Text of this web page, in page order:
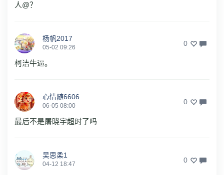
人@？
杨帆2017
05-02 09:26 0
柯洁牛逼。
心情随6606
06-05 08:00 0
最后不是屠晓宇超时了吗
吴思柔1
04-12 18:47 0